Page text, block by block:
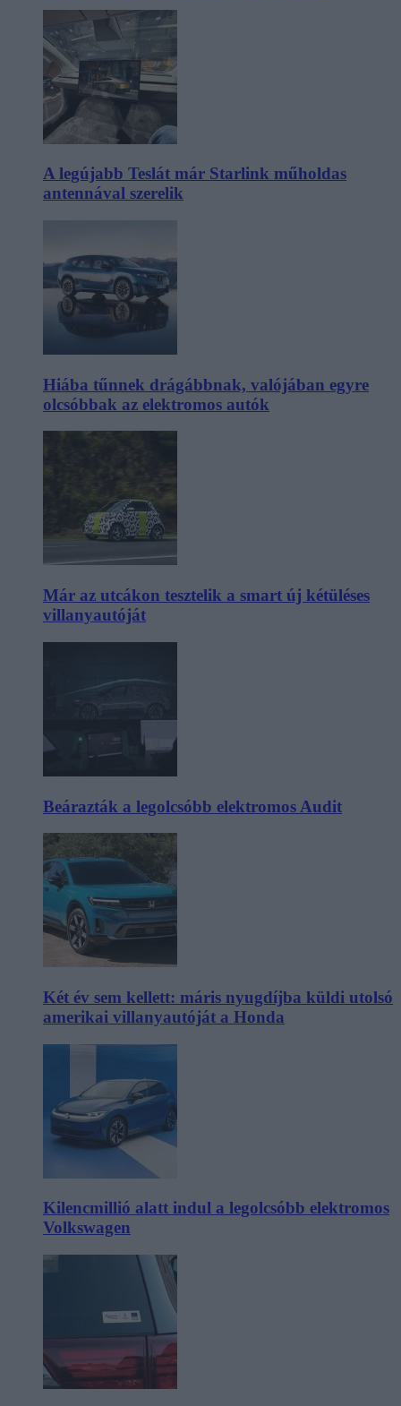
A legújabb Teslát már Starlink műholdas
antennával szerelik
Hiába tűnnek drágábbnak, valójában egyre
olcsóbbak az elektromos autók
Már az utcákon tesztelik a smart új kétüléses
villanyautóját
Beárazták a legolcsóbb elektromos Audit
Két év sem kellett: máris nyugdíjba küldi utolsó
amerikai villanyautóját a Honda
Kilencmillió alatt indul a legolcsóbb elektromos
Volkswagen